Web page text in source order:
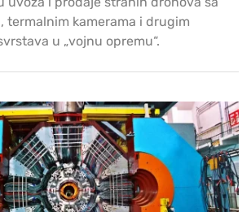
termalnim kamerama i drugim
u „vojnu opremu“.